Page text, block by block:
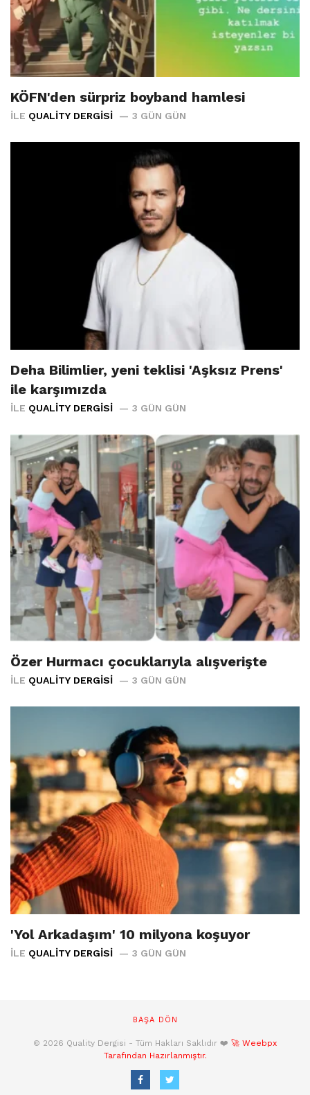
KÖFN'den sürpriz boyband hamlesi
İLE QUALITY DERGISI 3 GÜN GÜN
Deha Bilimlier, yeni teklisi 'Aşksız Prens'
ile karşımızda
İLE QUALITY DERGISI 3 GÜN GÜN
Özer Hurmacı çocuklarıyla alışverişte
İLE QUALITY DERGISI 3 GÜN GÜN
'Yol Arkadaşım' 10 milyona koşuyor
İLE QUALITY DERGISI 3 GÜN GÜN
BAŞA DÖN
© 2026 Quality Dergisi - Tüm Hakları Saklıdır ❤️ 🚀 Weebpx
Tarafından Hazırlanmıştır.